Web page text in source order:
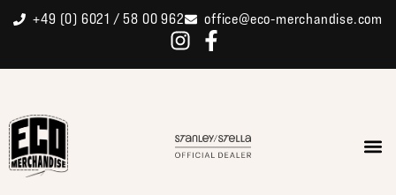
+49 (0) 6021 / 58 00 962 office@eco-merchandise.com